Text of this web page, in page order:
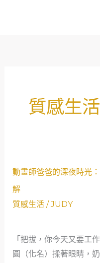
質感生活
動畫師爸爸的深夜時光
解
質感生活/JUDY
「把拔，你今天又要工
圓（化名）揉著眼睛，
動
爸
的
深